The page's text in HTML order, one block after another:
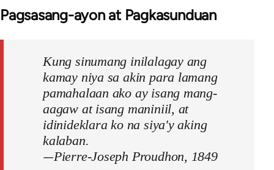
Pagsasang-ayon at Pagkasunduan
Kung sinumang inilalagay ang
kamay niya sa akin para lamang
pamahalaan ako ay isang mang-
aagaw at isang maniniil, at
idinideklara ko na siya'y aking
kalaban.
—Pierre-Joseph Proudhon, 1849